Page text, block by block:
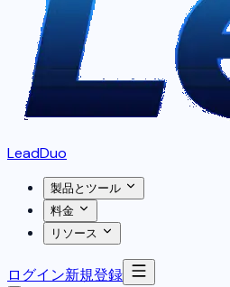
LeadDuo
製品とツール
料金
リソース
ログイン新規登録